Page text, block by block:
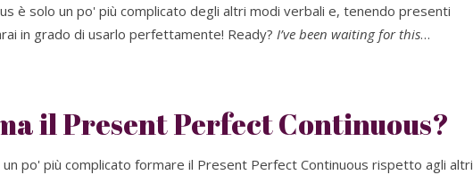
è solo un po' più complicato degli altri modi verbali e, tenendo presenti
in grado di usarlo perfettamente! Ready? I’ve been waiting for this…
il Present Perfect Continuous?
po' più complicato formare il Present Perfect Continuous rispetto agli altri